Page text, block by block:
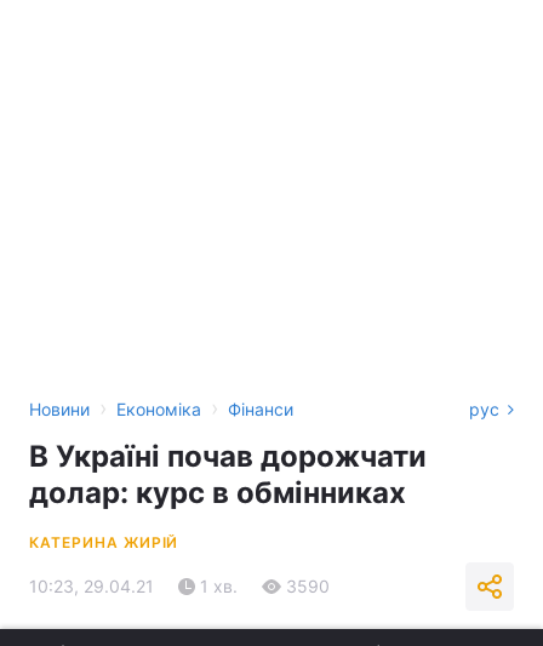
Новини › Економіка › Фінанси рус
В Україні почав дорожчати
долар: курс в обмінниках
КАТЕРИНА ЖИРІЙ
10:23, 29.04.21 1 хв. 3590